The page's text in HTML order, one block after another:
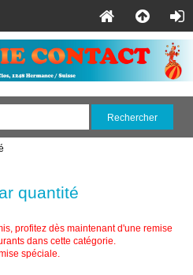
quantité
profitez dès maintenant d'une remise
dans cette catégorie.
spéciale.